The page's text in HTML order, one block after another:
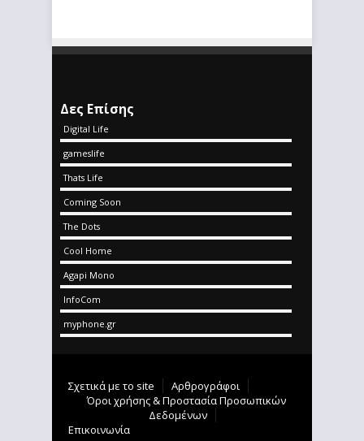
Δες Επίσης
Digital Life
gameslife
Thats Life
Coming Soon
The Dots
Cool Home
Agapi Mono
InfoCom
myphone.gr
Σχετικά με το site
Αρθρογράφοι
Όροι χρήσης & Προστασία Προσωπικών
Δεδομένων
Επικοινωνία